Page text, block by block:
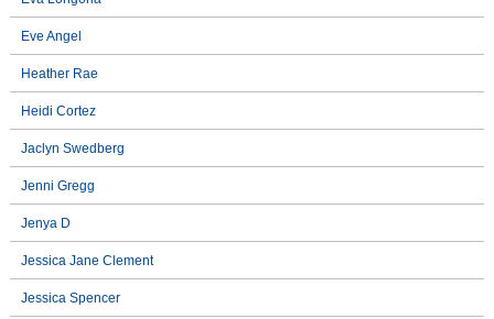
Eve Angel
Heather Rae
Heidi Cortez
Jaclyn Swedberg
Jenni Gregg
Jenya D
Jessica Jane Clement
Jessica Spencer